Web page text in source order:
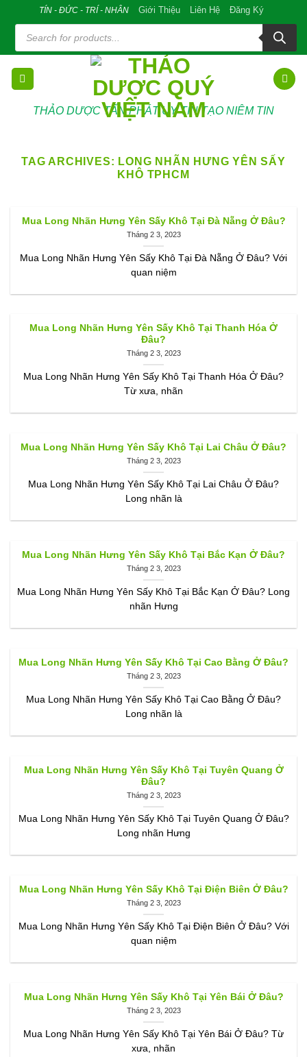
content
TÍN - ĐỨC - TRÍ - NHÂN Giới Thiệu Liên Hệ Đăng Ký
Tìm
kiếm
sản
phẩm
THẢO DƯỢC TẤN PHÁT UY TÍN TẠO NIÊM TIN
TAG ARCHIVES: LONG NHÃN HƯNG YÊN SẤY
KHÔ TPHCM
Mua Long Nhãn Hưng Yên Sấy Khô Tại Đà Nẵng Ở Đâu?
Tháng 2 3, 2023
Mua Long Nhãn Hưng Yên Sấy Khô Tại Đà Nẵng Ở Đâu? Với
quan niệm
Mua Long Nhãn Hưng Yên Sấy Khô Tại Thanh Hóa Ở
Đâu?
Tháng 2 3, 2023
Mua Long Nhãn Hưng Yên Sấy Khô Tại Thanh Hóa Ở Đâu?
Từ xưa, nhãn
Mua Long Nhãn Hưng Yên Sấy Khô Tại Lai Châu Ở Đâu?
Tháng 2 3, 2023
Mua Long Nhãn Hưng Yên Sấy Khô Tại Lai Châu Ở Đâu?
Long nhãn là
Mua Long Nhãn Hưng Yên Sấy Khô Tại Bắc Kạn Ở Đâu?
Tháng 2 3, 2023
Mua Long Nhãn Hưng Yên Sấy Khô Tại Bắc Kạn Ở Đâu? Long
nhãn Hưng
Mua Long Nhãn Hưng Yên Sấy Khô Tại Cao Bằng Ở Đâu?
Tháng 2 3, 2023
Mua Long Nhãn Hưng Yên Sấy Khô Tại Cao Bằng Ở Đâu?
Long nhãn là
Mua Long Nhãn Hưng Yên Sấy Khô Tại Tuyên Quang Ở
Đâu?
Tháng 2 3, 2023
Mua Long Nhãn Hưng Yên Sấy Khô Tại Tuyên Quang Ở Đâu?
Long nhãn Hưng
Mua Long Nhãn Hưng Yên Sấy Khô Tại Điện Biên Ở Đâu?
Tháng 2 3, 2023
Mua Long Nhãn Hưng Yên Sấy Khô Tại Điện Biên Ở Đâu? Với
quan niệm
Mua Long Nhãn Hưng Yên Sấy Khô Tại Yên Bái Ở Đâu?
Tháng 2 3, 2023
Mua Long Nhãn Hưng Yên Sấy Khô Tại Yên Bái Ở Đâu? Từ
xưa, nhãn